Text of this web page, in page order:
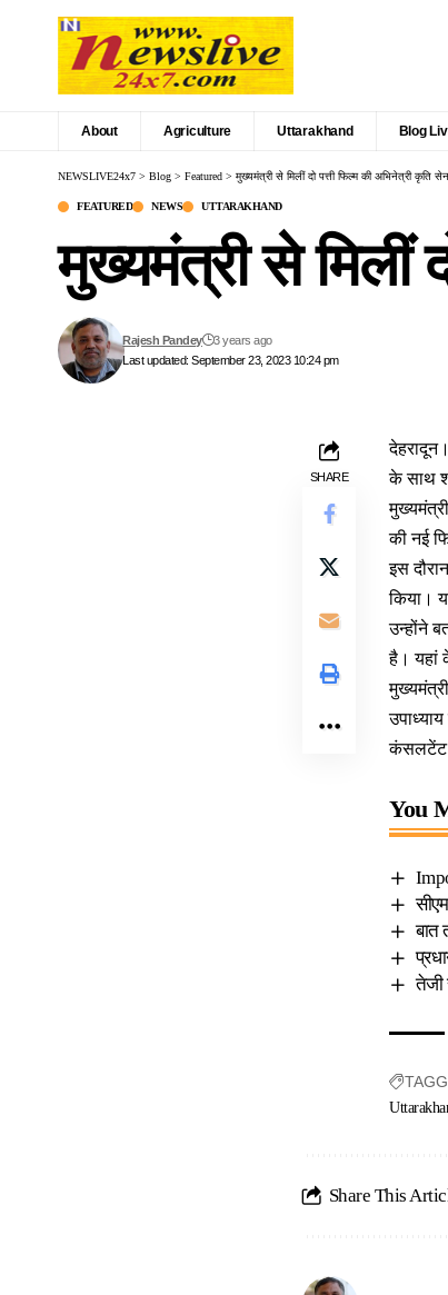
About Agriculture Uttarakhand Blog
NEWSLIVE24x7 > Blog > Featured > मुख्यमंत्री से मिलीं दो पत्ती फिल्म की अभिनेत्री कृति
FEATURED NEWS UTTARAKHAND
मुख्यमंत्री से मिलीं
Last updated: September 23, 2023 10:24 pm
Rajesh Pandey 3 years ago
SHARE
के साथ
की नई
इस
किया।
उन्होंने
है। यहां
कंसलटेंट
You
बात
तेजी
Share This